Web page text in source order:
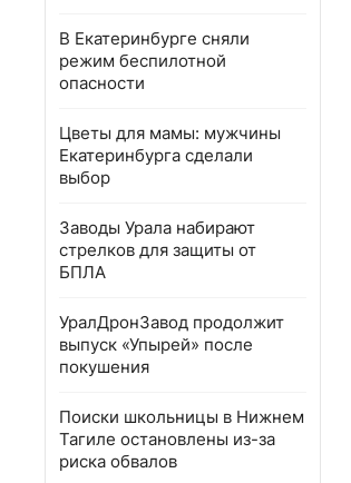
В Екатеринбурге сняли
режим беспилотной
опасности
Цветы для мамы: мужчины
Екатеринбурга сделали
выбор
Заводы Урала набирают
стрелков для защиты от
БПЛА
УралДронЗавод продолжит
выпуск «Упырей» после
покушения
Поиски школьницы в Нижнем
Тагиле остановлены из-за
риска обвалов